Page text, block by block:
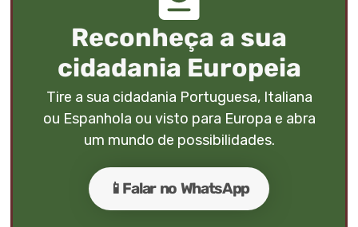
Reconheça a sua
cidadania Europeia
Tire a sua cidadania Portuguesa, Italiana
ou Espanhola ou visto para Europa e abra
um mundo de possibilidades.
📱Falar no WhatsApp